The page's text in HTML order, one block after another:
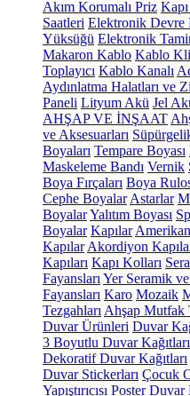
Akım Korumalı Priz
Saatleri Elektronik Devre
Yüksüğü Elektronik
Makaron Kablo Kablo
Toplayıcı Kablo Kanalı
Aydınlatma Halatları ve
Paneli Lityum Akü Jel
AHŞAP VE İNŞAAT
ve Aksesuarları
Boyaları Tempare Boyası
Maskeleme Bandı Vernik
Boya Fırçaları Boya
Cephe Boyalar Astarlar
BoyalarYalıtım Boyası
Boyalar Kapılar
Kapılar Akordiyon
Kapıları Kapı Kolları
Fayansları Yer Seramik ve
Fayansları Karo Mozaik
Tezgahları Ahşap Mutfak
Duvar Ürünleri Duvar
3 Boyutlu Duvar Kağıtları
Dekoratif Duvar Kağıtları
Duvar Stickerları Çocuk
Yapıştırıcısı Poster Duvar